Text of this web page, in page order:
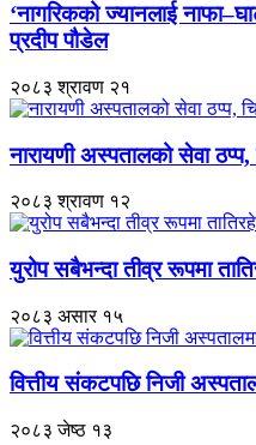
‘नागरिकको ज्यानलाई
प्रदीप पौडेल
२०८३ श्रावण २१
नारायणी अस्पतालको सेवा
२०८३ श्रावण १२
युरोप सबैभन्दा तीव्र रूपमा
२०८३ असार १५
वित्तीय संकटपछि निजी
२०८३ जेष्ठ १३